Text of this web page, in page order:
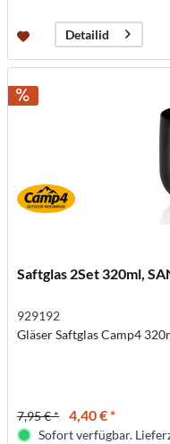
Detailid
Saftglas 2Set 320ml,
929192
Gläser Saftglas Camp4
7,95 € * 4,40 € *
Sofort verfügbar.